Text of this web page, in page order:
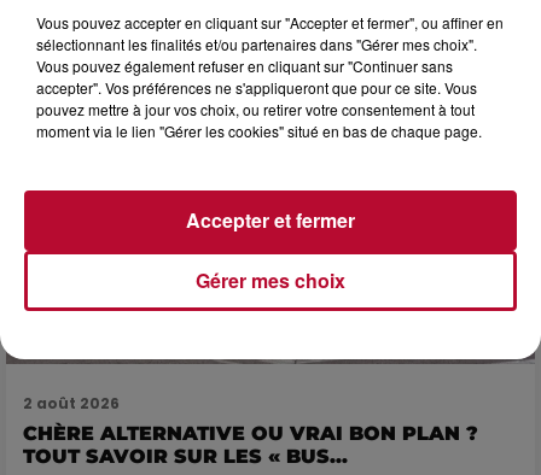
2 août 2026
CHÈRE ALTERNATIVE OU VRAI BON PLAN ?
TOUT SAVOIR SUR LES « BUS...
Vous pouvez accepter en cliquant sur "Accepter et fermer", ou affiner en
sélectionnant les finalités et/ou partenaires dans "Gérer mes choix".
Vous pouvez également refuser en cliquant sur "Continuer sans
accepter". Vos préférences ne s'appliqueront que pour ce site. Vous
pouvez mettre à jour vos choix, ou retirer votre consentement à tout
moment via le lien "Gérer les cookies" situé en bas de chaque page.
Gérer mes choix
Accepter et fermer